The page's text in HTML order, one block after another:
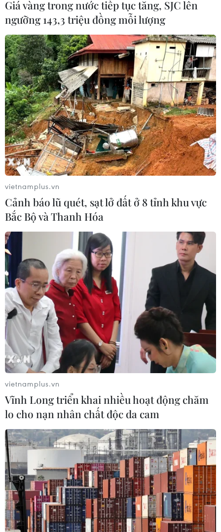
Việt Nam sẵn sàng cùng quốc tế giải quyết
vấn đề rác thải nhựa
25/07/2019 13:07
Người Phát ngôn Bộ Ngoại giao nhấn mạnh Việt Nam
coi rác thải biển là vấn đề cấp bách toàn cầu và sẵn
sàng cùng quốc tế xây dựng các cơ chế, quy định giải
quyết vấn đề này.
Giá vàng trong nước tiếp tục tăng, SJC lên
ngưỡng 143,3 triệu đồng mỗi lượng
vietnamplus.vn
Cảnh báo lũ quét, sạt lở đất ở 8 tỉnh khu vực
Bắc Bộ và Thanh Hóa
vietnamplus.vn
Vĩnh Long triển khai nhiều hoạt động chăm
lo cho nạn nhân chất độc da cam